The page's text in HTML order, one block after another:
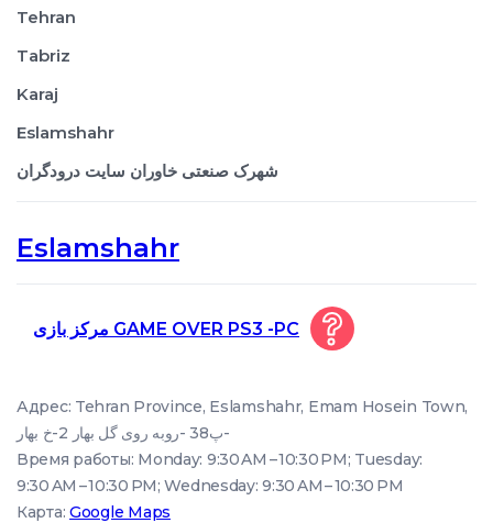
Tehran
Tabriz
Karaj
Eslamshahr
شهرک صنعتی خاوران سایت درودگران
Eslamshahr
مرکز بازی GAME OVER PS3 -PC
Адрес: Tehran Province, Eslamshahr, Emam Hosein Town,
پ38 -روبه روی گل بهار 2-خ بهار-
Время работы: Monday: 9:30 AM – 10:30 PM; Tuesday:
9:30 AM – 10:30 PM; Wednesday: 9:30 AM – 10:30 PM
Карта:Google Maps